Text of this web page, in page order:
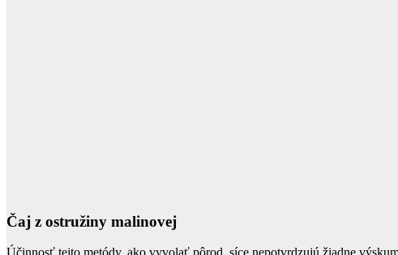
Čaj z ostružiny malinovej